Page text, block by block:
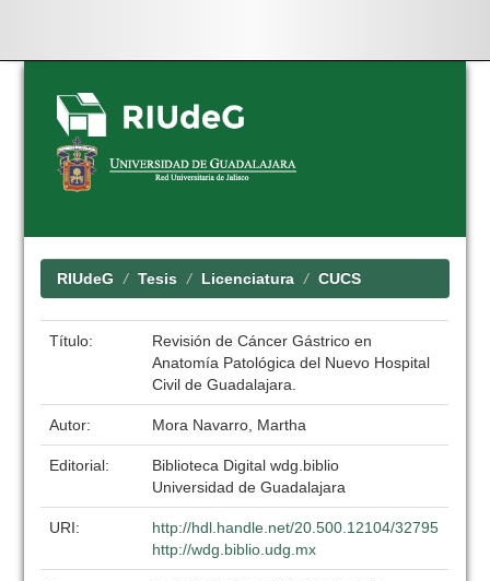
Skip
navigation
RIUdeG Tesis Licenciatura CUCS
Título:
Revisión de Cáncer Gástrico en
Anatomía Patológica del Nuevo Hospital
Civil de Guadalajara.
Autor: Mora Navarro, Martha
Editorial:
Biblioteca Digital wdg.biblio
Universidad de Guadalajara
URI:
http://hdl.handle.net/20.500.12104/32795
http://wdg.biblio.udg.mx